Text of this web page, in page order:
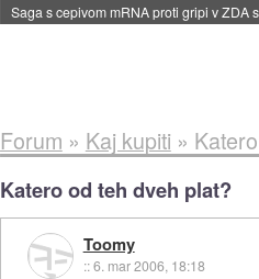
Saga s cepivom mRNA proti gripi v ZDA
Forum » Kaj kupiti »
Katero od teh dveh plat?
Toomy
::6. mar 2006, 18:18